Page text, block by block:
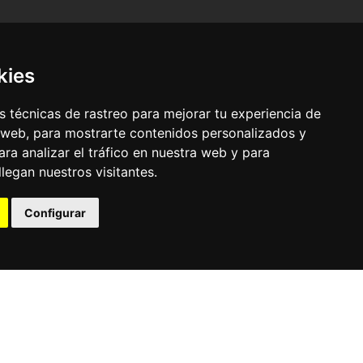
técnicas de rastreo para mejorar tu experiencia de
para mostrarte contenidos personalizados y
analizar el tráfico en nuestra web y para
nuestros visitantes.
Configurar
© Pronorte Sonido SL. Todos los derechos reservados.